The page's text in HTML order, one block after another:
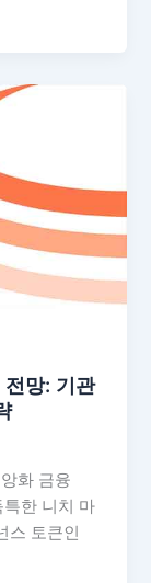
망: 기관
화 금융
한 니치 마
스 토큰인